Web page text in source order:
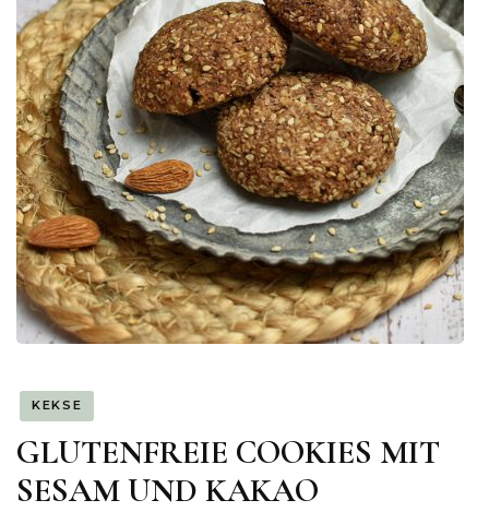
KEKSE
GLUTENFREIE COOKIES MIT
SESAM UND KAKAO